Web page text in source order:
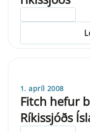
1. apríl 2008
Fitch hefur
Ríkissjóðs